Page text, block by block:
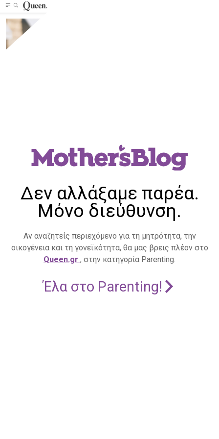
Δεν αλλάξαμε παρέα.
Μόνο διεύθυνση.
Αν αναζητείς περιεχόμενο για τη μητρότητα, την
οικογένεια και τη γονεϊκότητα, θα μας βρεις πλέον στο
Queen.gr , στην κατηγορία Parenting.
Έλα στο Parenting!